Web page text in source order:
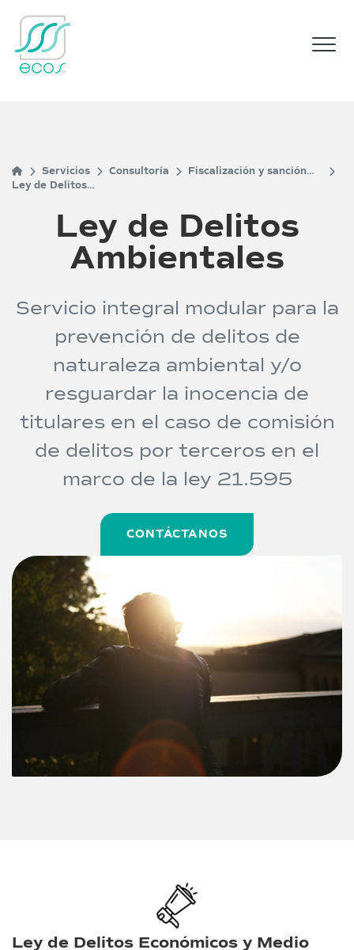
Servicios Consultoría
Fiscalización y sanción
Ley de Delitos
Ley de Delitos
Ambientales
Servicio integral modular para la
prevención de delitos de
naturaleza ambiental y/o
resguardar la inocencia de
titulares en el caso de comisión
de delitos por terceros en el
marco de la ley 21.595
CONTÁCTANOS
Ley de Delitos Económicos y Medio